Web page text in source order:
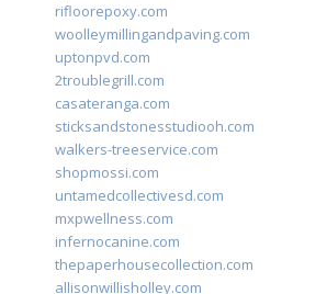
rifloorepoxy.com
woolleymillingandpaving.com
uptonpvd.com
2troublegrill.com
casateranga.com
sticksandstonesstudiooh.com
walkers-treeservice.com
shopmossi.com
untamedcollectivesd.com
mxpwellness.com
infernocanine.com
thepaperhousecollection.com
allisonwillisholley.com